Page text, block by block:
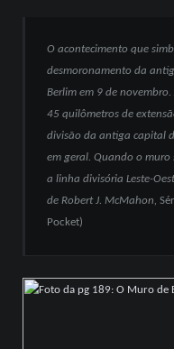
O acontecimento que
desmoronamento da
Berlim em 9 de
45 quilômetros de
divisão da antiga capital
em geral. Quando o muro
a linha divisória Leste-
de Robert J. McMahon,
Pocket)